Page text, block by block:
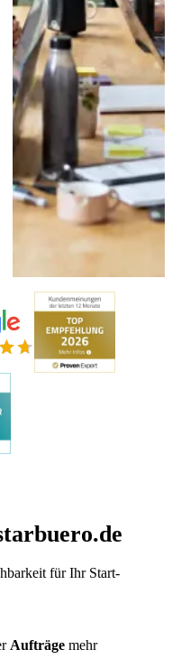
für Ihr Start-
Aufträgemehr